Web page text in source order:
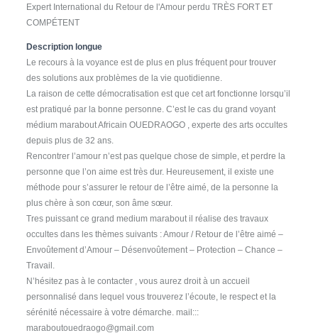
Expert International du Retour de l'Amour perdu TRÈS FORT ET
COMPÉTENT
Description longue
Le recours à la voyance est de plus en plus fréquent pour trouver
des solutions aux problèmes de la vie quotidienne.
La raison de cette démocratisation est que cet art fonctionne lorsqu’il
est pratiqué par la bonne personne. C’est le cas du grand voyant
médium marabout Africain OUEDRAOGO , experte des arts occultes
depuis plus de 32 ans.
Rencontrer l’amour n’est pas quelque chose de simple, et perdre la
personne que l’on aime est très dur. Heureusement, il existe une
méthode pour s’assurer le retour de l’être aimé, de la personne la
plus chère à son cœur, son âme sœur.
Tres puissant ce grand medium marabout il réalise des travaux
occultes dans les thèmes suivants : Amour / Retour de l’être aimé –
Envoûtement d’Amour – Désenvoûtement – Protection – Chance –
Travail.
N’hésitez pas à le contacter , vous aurez droit à un accueil
personnalisé dans lequel vous trouverez l’écoute, le respect et la
sérénité nécessaire à votre démarche. mail:::
maraboutouedraogo@gmail.com